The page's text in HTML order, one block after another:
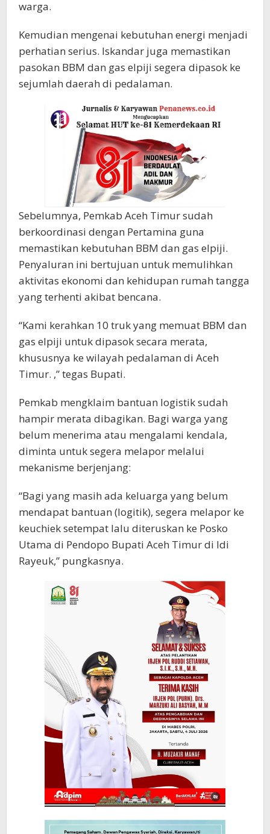
warga.
Kemudian mengenai kebutuhan energi menjadi
perhatian serius. Iskandar juga memastikan
pasokan BBM dan gas elpiji segera dipasok ke
sejumlah daerah di pedalaman.
Sebelumnya, Pemkab Aceh Timur sudah
berkoordinasi dengan Pertamina guna
memastikan kebutuhan BBM dan gas elpiji.
Penyaluran ini bertujuan untuk memulihkan
aktivitas ekonomi dan kehidupan rumah tangga
yang terhenti akibat bencana.
“Kami kerahkan 10 truk yang memuat BBM dan
gas elpiji untuk dipasok secara merata,
khususnya ke wilayah pedalaman di Aceh
Timur. ,” tegas Bupati.
Pemkab mengklaim bantuan logistik sudah
hampir merata dibagikan. Bagi warga yang
belum menerima atau mengalami kendala,
diminta untuk segera melapor melalui
mekanisme berjenjang:
“Bagi yang masih ada keluarga yang belum
mendapat bantuan (logitik), segera melapor ke
keuchiek setempat lalu diteruskan ke Posko
Utama di Pendopo Bupati Aceh Timur di Idi
Rayeuk,” pungkasnya.